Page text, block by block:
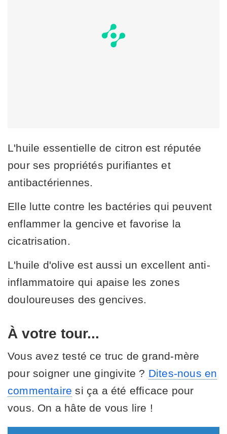
L'huile essentielle de citron est réputée
pour ses propriétés purifiantes et
antibactériennes.
Elle lutte contre les bactéries qui peuvent
enflammer la gencive et favorise la
cicatrisation.
L'huile d'olive est aussi un excellent anti-
inflammatoire qui apaise les zones
douloureuses des gencives.
À votre tour...
Vous avez testé ce truc de grand-mère
pour soigner une gingivite ? Dites-nous en
commentaire si ça a été efficace pour
vous. On a hâte de vous lire !